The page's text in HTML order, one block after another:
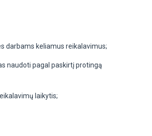
darbams keliamus reikalavimus;
naudoti pagal paskirtį protingą
laikytis;